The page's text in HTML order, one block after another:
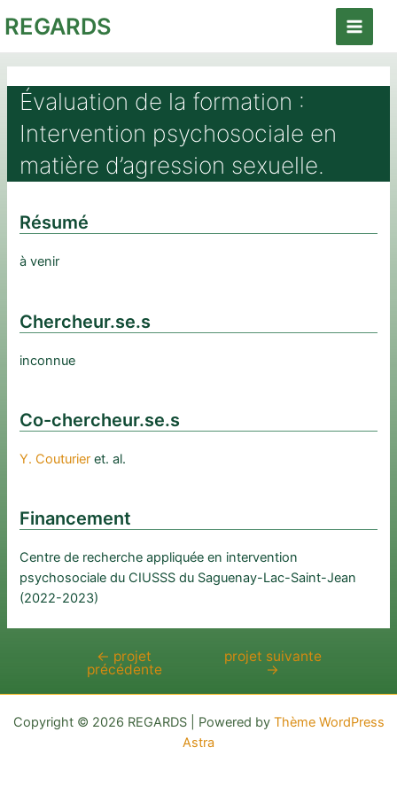
au
contenu
REGARDS
Main
Évaluation de la formation :
Intervention psychosociale en
matière d’agression sexuelle.
Résumé
à venir
Chercheur.se.s
inconnue
Co-chercheur.se.s
Y. Couturier et. al.
Financement
Centre de recherche appliquée en intervention
psychosociale du CIUSSS du Saguenay-Lac-Saint-Jean
(2022-2023)
Navigation
l’article
← projet
précédente
projet suivante
→
Copyright © 2026 REGARDS | Powered by Thème WordPress
Astra